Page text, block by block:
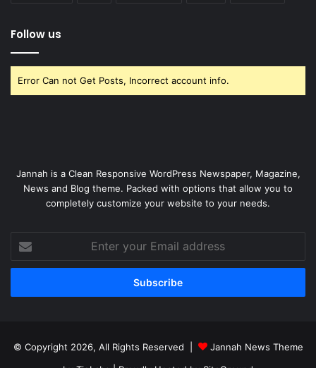
Follow us
Error Can not Get Posts, Incorrect account info.
Jannah is a Clean Responsive WordPress Newspaper, Magazine,
News and Blog theme. Packed with options that allow you to
completely customize your website to your needs.
Enter
your
Email
© Copyright 2026, All Rights Reserved |
Jannah News Theme